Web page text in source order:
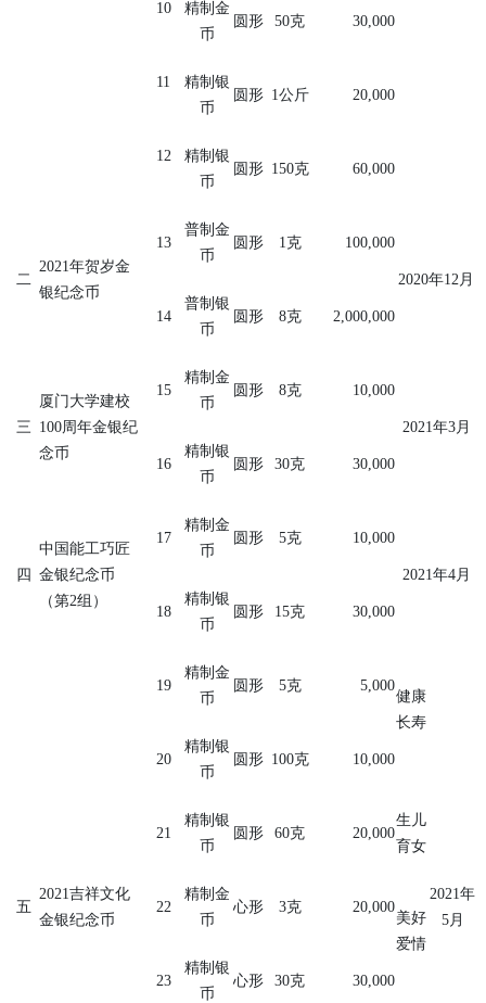
10
精制金
币
圆形 50克 30,000
11
精制银
币
圆形 1公斤 20,000
12
精制银
币
圆形 150克 60,000
二
2021年贺岁金
银纪念币
13
普制金
币
圆形 1 克 100,000
2020年12 月
14
普制 银
币
圆形 8克 2,000,000
三
厦门大学建校
100周年金银纪
念币
15
精制金
币
圆形 8克 10,000
2021年3月
16
精制银
币
圆形 30克 30,000
四
中国能工巧匠
金银纪念币
（第2组）
17
精制金
币
圆形 5克 10,000
2021年4月
18
精制银
币
圆形 15克 30,000
五
2021吉祥文化
金银纪念币
19
精制金
币
圆形 5克 5,000
健康
长寿
2021年
5月
20
精制银
币
圆形 100克 10,000
21
精制银
币
圆形 60克 20,000
生儿
育女
22
精制金
币
心形 3克 20,000
美好
爱情
23
精制银
币
心形 30克 30,000